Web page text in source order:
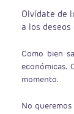
Olvídate de
a los
Como bien
económicas.
momento.
No